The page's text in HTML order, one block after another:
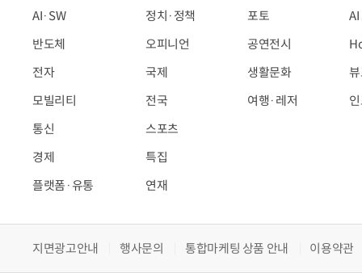
AI·SW
반도체
전자
모빌리티
통신
경제
플랫폼·유통
정치·정책
오피니언
국제
전국
스포츠
특집
연재
포토
공연전시
생활문화
여행·레저
지면광고안내 행사문의 통합마케팅 상품 안내 이용약관